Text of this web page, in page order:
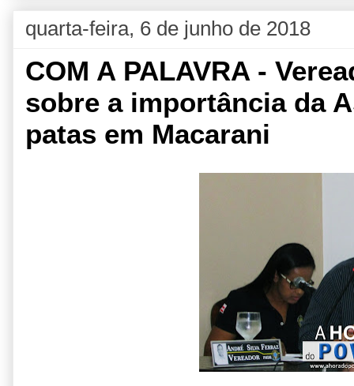
quarta-feira, 6 de junho de 2018
COM A PALAVRA -
sobre a importância da
patas em Macarani